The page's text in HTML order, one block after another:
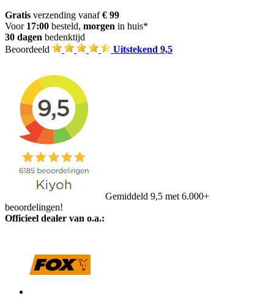
Gratis verzending vanaf€ 99
Voor 17:00 besteld, morgen in huis*
30 dagen bedenktijd
Beoordeeld
Uitstekend 9,5
Gemiddeld 9,5 met 6.000+
beoordelingen!
Officieel dealer van o.a.: